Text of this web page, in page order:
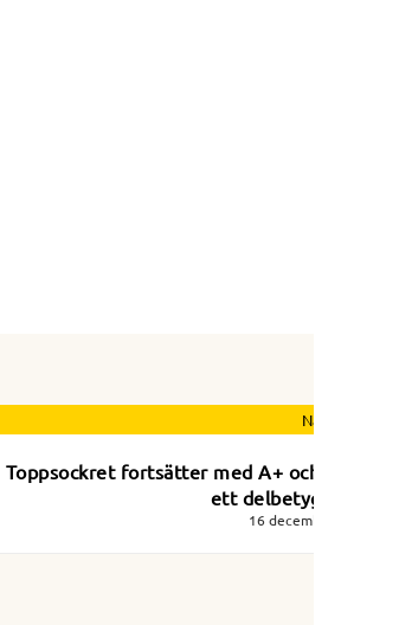
Nästa nyhet
Toppsockret fortsätter med A+ och höjer
ett delbetyg 2023
16 december 2023